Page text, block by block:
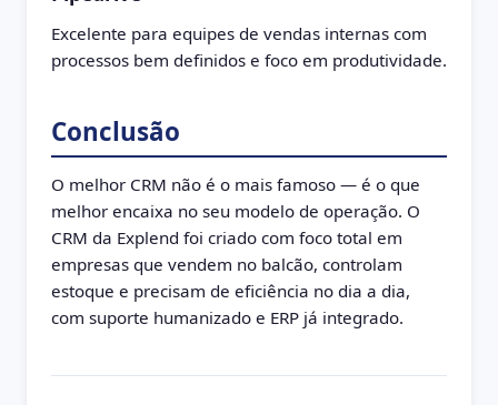
Excelente para equipes de vendas internas com
processos bem definidos e foco em produtividade.
Conclusão
O melhor CRM não é o mais famoso — é o que
melhor encaixa no seu modelo de operação. O
CRM da Explend foi criado com foco total em
empresas que vendem no balcão, controlam
estoque e precisam de eficiência no dia a dia,
com suporte humanizado e ERP já integrado.